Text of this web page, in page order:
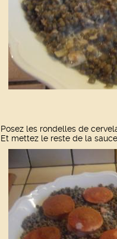
Posez les rondelles de
Et mettez le reste de la